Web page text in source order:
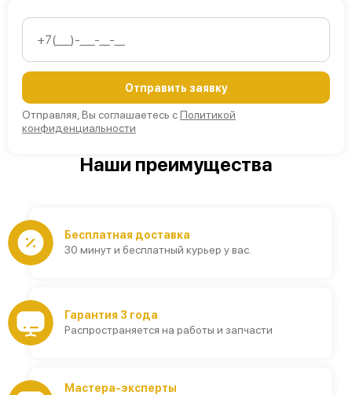
Отправить заявку
Отправляя, Вы соглашаетесь сПолитикой
конфиденциальности
Наши преимущества
Бесплатная доставка
30 минут и бесплатный курьер у вас.
Гарантия 3 года
Распространяется на работы и запчасти
Мастера-эксперты